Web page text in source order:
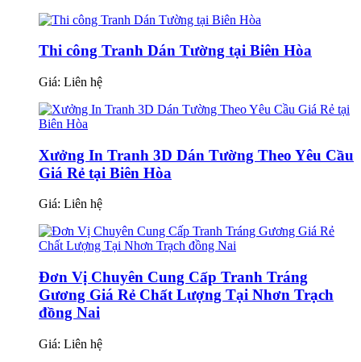
Thi công Tranh Dán Tường tại Biên Hòa
Giá: Liên hệ
Xưởng In Tranh 3D Dán Tường Theo Yêu Cầu
Giá Rẻ tại Biên Hòa
Giá: Liên hệ
Đơn Vị Chuyên Cung Cấp Tranh Tráng
Gương Giá Rẻ Chất Lượng Tại Nhơn Trạch
đồng Nai
Giá: Liên hệ